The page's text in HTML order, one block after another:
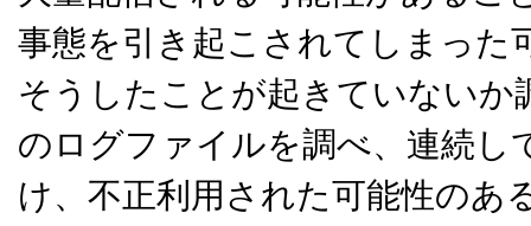
事態を引き起こされてしまった
そうしたことが起きていないか
のログファイルを調べ、連続し
け、不正利用された可能性のあ